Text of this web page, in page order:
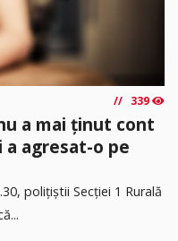
339
a mai ținut cont
agresat-o pe
polițiștii Secției 1 Rurală